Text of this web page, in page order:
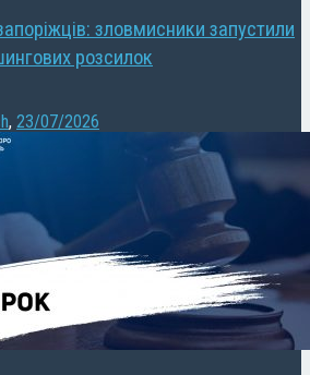
зловмисники запустили
розсилок
, 23/07/2026